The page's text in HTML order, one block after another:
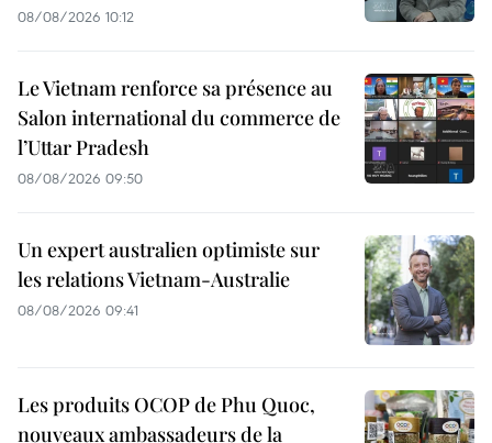
08/08/2026 10:12
Le Vietnam renforce sa présence au
Salon international du commerce de
l’Uttar Pradesh
08/08/2026 09:50
Un expert australien optimiste sur
les relations Vietnam-Australie
08/08/2026 09:41
Les produits OCOP de Phu Quoc,
nouveaux ambassadeurs de la